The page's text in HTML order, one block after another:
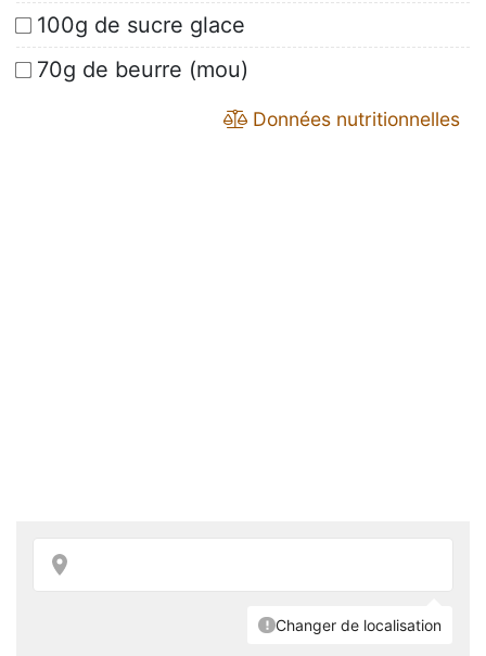
100g de sucre glace
70g de beurre (mou)
Données nutritionnelles